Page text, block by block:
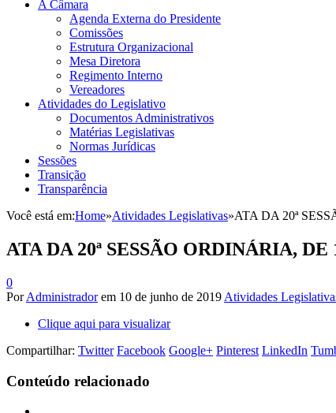
A Câmara
Agenda Externa do Presidente
Comissões
Estrutura Organizacional
Mesa Diretora
Regimento Interno
Vereadores
Atividades do Legislativo
Documentos Administrativos
Matérias Legislativas
Normas Jurídicas
Sessões
Transição
Transparência
Você está em:Home»Atividades Legislativas»ATA DA 20ª
ATA DA 20ª SESSÃO ORDINÁRIA,
0
PorAdministrador em 10 de junho de 2019 Atividades
Clique aqui para visualizar
Compartilhar: Twitter Facebook Google+ Pinterest LinkedIn
Conteúdo relacionado